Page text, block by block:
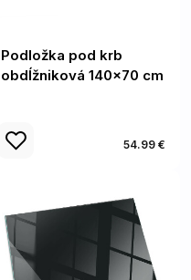
Podložka pod krb
obdĺžniková 140x70 cm
54.99 €